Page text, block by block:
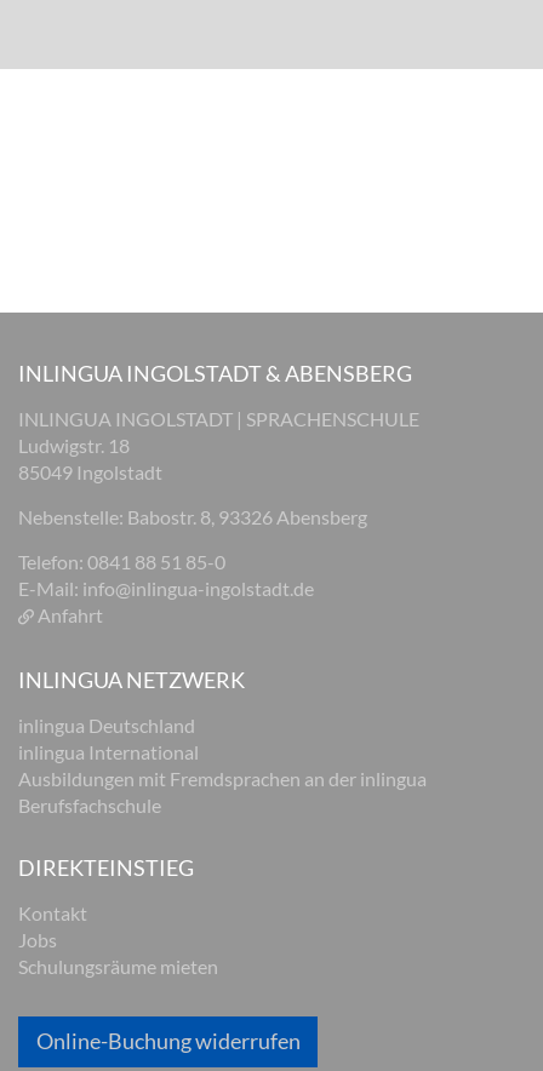
INLINGUA INGOLSTADT & ABENSBERG
INLINGUA INGOLSTADT | SPRACHENSCHULE
Ludwigstr. 18
85049 Ingolstadt
Nebenstelle: Babostr. 8, 93326 Abensberg
Telefon: 0841 88 51 85-0
E-Mail: info@inlingua-ingolstadt.de
Anfahrt
INLINGUA NETZWERK
inlingua Deutschland
inlingua International
Ausbildungen mit Fremdsprachen an der inlingua
Berufsfachschule
DIREKTEINSTIEG
Kontakt
Jobs
Schulungsräume mieten
Online-Buchung widerrufen